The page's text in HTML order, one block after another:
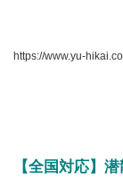
https://www.yu-
【全国対応】